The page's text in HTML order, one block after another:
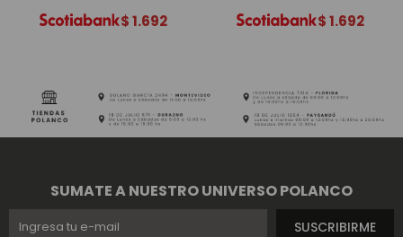
$1.692 $1.692
SUMATE A NUESTRO UNIVERSO POLANCO
SUSCRIBIRME